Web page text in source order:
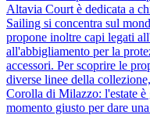
Altavia Court è dedicata a
Sailing si concentra sul
propone inoltre capi legati
all'abbigliamento per la
accessori. Per scoprire le
diverse linee della
Corolla di Milazzo: l'estate è
momento giusto per dare